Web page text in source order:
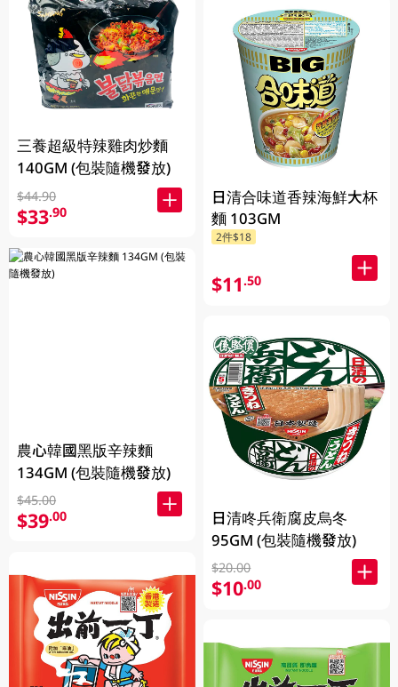
三養超級特辣雞肉炒麵
140GM (包裝隨機發放)
$44.90
$33.90
農心韓國黑版辛辣麵
134GM (包裝隨機發放)
$45.00
$39.00
日清合味道香辣海鮮大杯
麵 103GM
2件$18
$11.50
日清咚兵衛腐皮烏冬
95GM (包裝隨機發放)
$20.00
$10.00